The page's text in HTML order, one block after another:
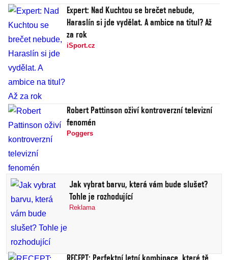
Expert: Nad Kuchtou se brečet nebude,
Haraslín si jde vydělat. A ambice na titul? Až
za rok
iSport.cz
Robert Pattinson oživí kontroverzní televizní
fenomén
Poggers
Jak vybrat barvu, která vám bude slušet?
Tohle je rozhodující
Reklama